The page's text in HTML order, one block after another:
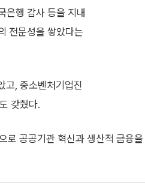
은행 감사 등을 지내
전문성을 쌓았다는
고, 중소벤처기업진
갖췄다.
로 공공기관 혁신과 생산적 금융